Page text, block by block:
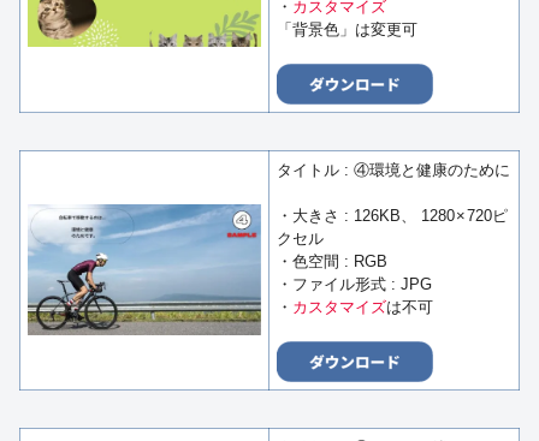
・ カスタマイズ
「背景色」は変更可
タイトル : ④環境と健康のために
・大きさ : 126KB、 1280 × 720ピ
クセル
・色空間 : RGB
・ファイル形式 : JPG
・ カスタマイズは不可